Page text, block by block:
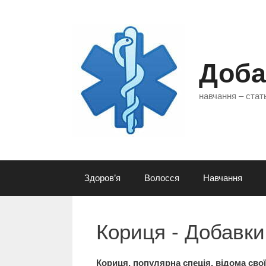
навчання –
Здоров’я Волосся Навчання
Кориця - Добавки
Кориця, популярна спеція, відома